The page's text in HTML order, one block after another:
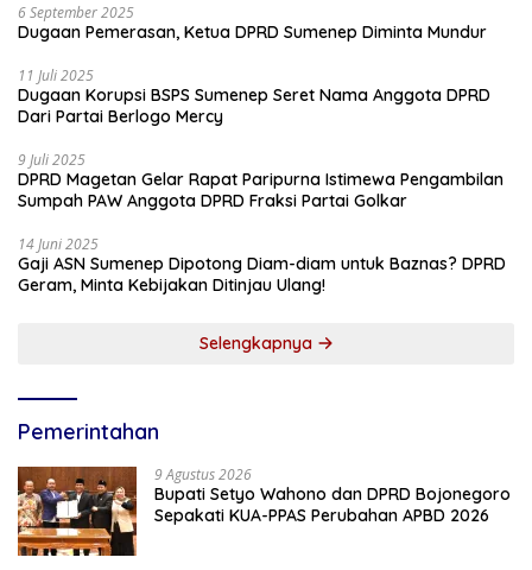
6 September 2025
Dugaan Pemerasan, Ketua DPRD Sumenep Diminta Mundur
11 Juli 2025
Dugaan Korupsi BSPS Sumenep Seret Nama Anggota DPRD
Dari Partai Berlogo Mercy
9 Juli 2025
DPRD Magetan Gelar Rapat Paripurna Istimewa Pengambilan
Sumpah PAW Anggota DPRD Fraksi Partai Golkar
14 Juni 2025
Gaji ASN Sumenep Dipotong Diam-diam untuk Baznas? DPRD
Geram, Minta Kebijakan Ditinjau Ulang!
Selengkapnya
Pemerintahan
9 Agustus 2026
Bupati Setyo Wahono dan DPRD Bojonegoro
Sepakati KUA-PPAS Perubahan APBD 2026